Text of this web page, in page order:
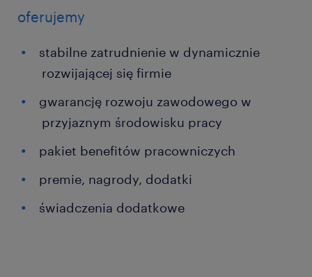
oferujemy
stabilne zatrudnienie w dynamicznie
rozwijającej się firmie
gwarancję rozwoju zawodowego w
przyjaznym środowisku pracy
pakiet benefitów pracowniczych
premie, nagrody, dodatki
świadczenia dodatkowe